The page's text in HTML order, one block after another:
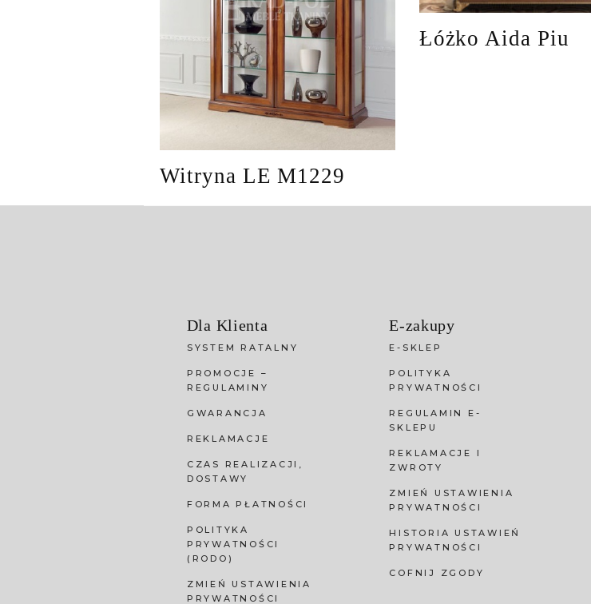
Witryna LE M1229
Łóżko Aida Piu
Dla Klienta
SYSTEM RATALNY
PROMOCJE –
REGULAMINY
GWARANCJA
REKLAMACJE
CZAS REALIZACJI,
DOSTAWY
FORMA PŁATNOŚCI
POLITYKA
PRYWATNOŚCI
(RODO)
ZMIEŃ USTAWIENIA
PRYWATNOŚCI
E-zakupy
E-SKLEP
POLITYKA
PRYWATNOŚCI
REGULAMIN E-
SKLEPU
REKLAMACJE I
ZWROTY
ZMIEŃ USTAWIENIA
PRYWATNOŚCI
HISTORIA USTAWIEŃ
PRYWATNOŚCI
COFNIJ ZGODY